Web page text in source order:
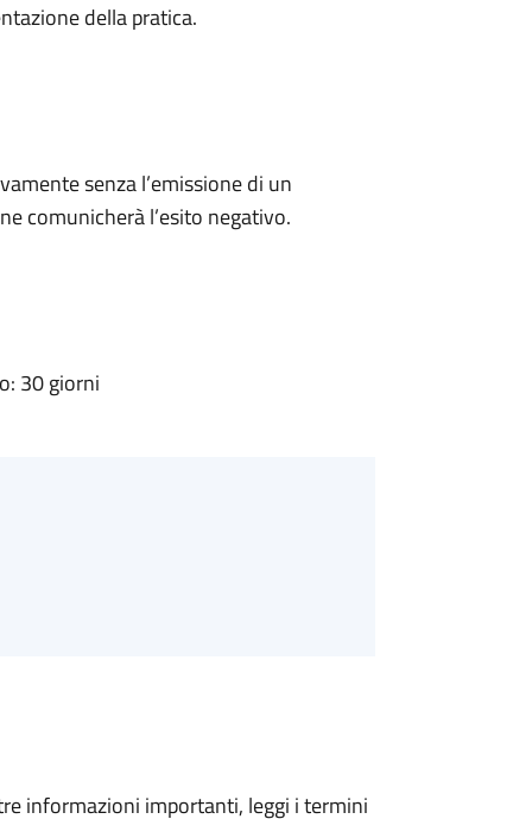
della pratica.
senza l’emissione di un
comunicherà l’esito negativo.
30 giorni
informazioni importanti, leggi i termini